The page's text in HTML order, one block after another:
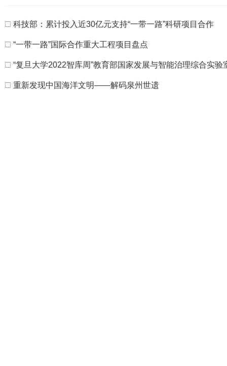
□ 科技部：累计投入近30亿元支持“一带一路”科研项目合作
□ “一带一路”国际合作重大工程项目盘点
□ “复旦大学2022智库周”教育部国家发展与智能治理综合实
□ 重新发现中国海洋文明——解码泉州世遗